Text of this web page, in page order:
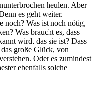
heulen. Aber
es geht weiter.
noch? Was ist noch nötig,
Was braucht es, dass
wird, das sie ist? Dass
große Glück, von
Oder es zumindest
ebenfalls solche